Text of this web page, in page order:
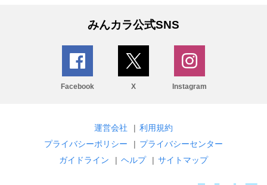
みんカラ公式SNS
Facebook X Instagram
運営会社 | 利用規約
プライバシーポリシー
| プライバシーセンター
ガイドライン
| ヘルプ | サイトマップ